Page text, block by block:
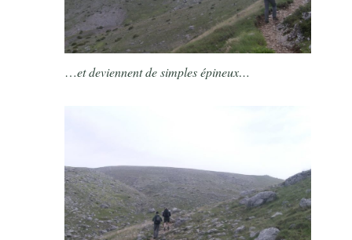
…et deviennent de simples épineux…